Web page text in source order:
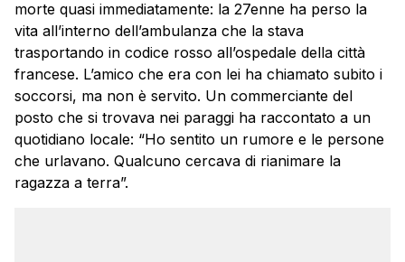
morte quasi immediatamente: la 27enne ha perso la
vita all’interno dell’ambulanza che la stava
trasportando in codice rosso all’ospedale della città
francese. L’amico che era con lei ha chiamato subito i
soccorsi, ma non è servito. Un commerciante del
posto che si trovava nei paraggi ha raccontato a un
quotidiano locale: “Ho sentito un rumore e le persone
che urlavano. Qualcuno cercava di rianimare la
ragazza a terra”.